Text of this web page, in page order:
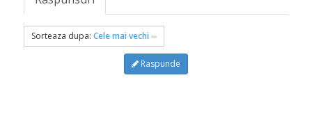
Sorteaza dupa: Cele mai vechi
Raspunde